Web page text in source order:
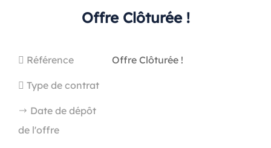
Offre Clôturée !
Référence Offre Clôturée !
Type de contrat
Date de dépôt
de l'offre